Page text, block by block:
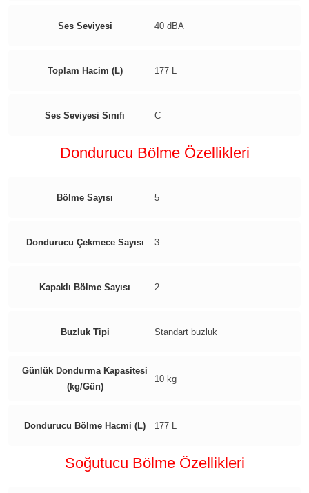
Ses Seviyesi 40 dBA
Toplam Hacim (L) 177 L
Ses Seviyesi Sınıfı C
Dondurucu Bölme Özellikleri
Bölme Sayısı 5
Dondurucu Çekmece Sayısı 3
Kapaklı Bölme Sayısı 2
Buzluk Tipi Standart buzluk
Günlük Dondurma Kapasitesi
(kg/Gün)
10 kg
Dondurucu Bölme Hacmi (L) 177 L
Soğutucu Bölme Özellikleri